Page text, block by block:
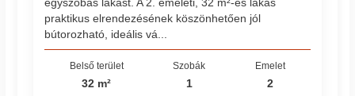
praktikus elrendezésének köszönhetően jól
bútorozható, ideális vá...
Belső terület
32 m²
Szobák
1
Emelet
2